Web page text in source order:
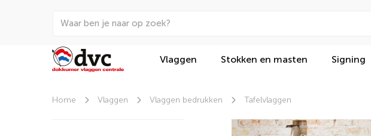
Vlaggen Stokken en masten Signing
Home Vlaggen Vlaggen bedrukken Tafelvlaggen